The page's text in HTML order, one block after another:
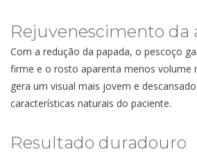
Rejuvenescimento da
Com a redução da papada, o pescoço
firme e o rosto aparenta menos volume
gera um visual mais jovem e
características naturais do paciente.
Resultado duradouro